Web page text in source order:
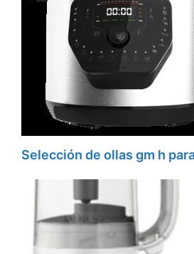
Selección de ollas gm h